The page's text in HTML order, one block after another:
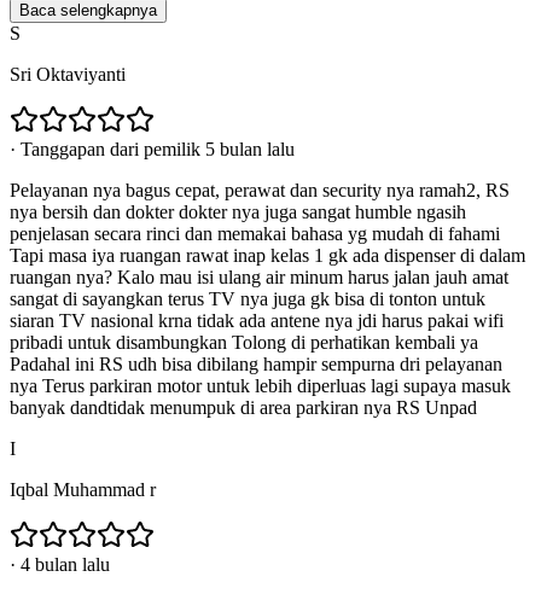
Baca selengkapnya
S
Sri Oktaviyanti
· Tanggapan dari pemilik 5 bulan lalu
Pelayanan nya bagus cepat, perawat dan security nya ramah2, RS
nya bersih dan dokter dokter nya juga sangat humble ngasih
penjelasan secara rinci dan memakai bahasa yg mudah di fahami
Tapi masa iya ruangan rawat inap kelas 1 gk ada dispenser di dalam
ruangan nya? Kalo mau isi ulang air minum harus jalan jauh amat
sangat di sayangkan terus TV nya juga gk bisa di tonton untuk
siaran TV nasional krna tidak ada antene nya jdi harus pakai wifi
pribadi untuk disambungkan Tolong di perhatikan kembali ya
Padahal ini RS udh bisa dibilang hampir sempurna dri pelayanan
nya Terus parkiran motor untuk lebih diperluas lagi supaya masuk
banyak dandtidak menumpuk di area parkiran nya RS Unpad
I
Iqbal Muhammad r
· 4 bulan lalu